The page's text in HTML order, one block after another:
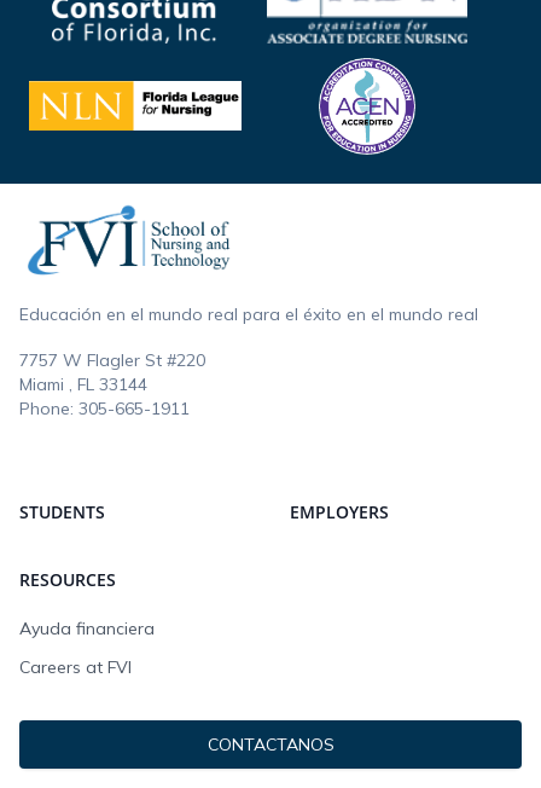
Educación en el mundo real para el éxito en el mundo real
7757 W Flagler St #220
Miami , FL 33144
Phone: 305-665-1911
STUDENTS EMPLOYERS
RESOURCES
Ayuda financiera
Careers at FVI
CONTACTANOS